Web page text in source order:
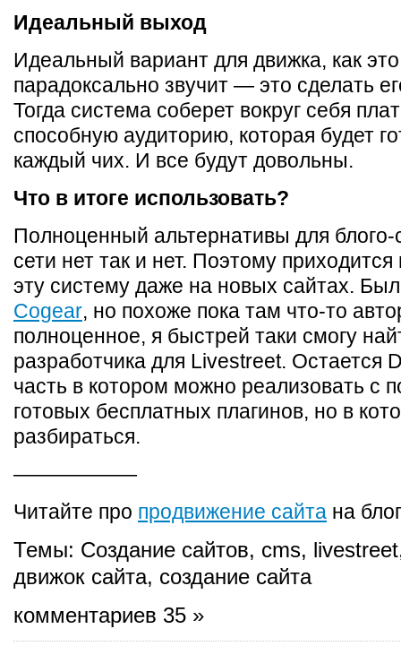
Идеальный выход
Идеальный вариант для движка, как
парадоксально звучит — это сделать
Тогда система соберет вокруг себя
способную аудиторию, которая будет
каждый чих. И все будут довольны.
Что в итоге использовать?
Полноценный альтернативы для
сети нет так и нет. Поэтому приходится
эту систему даже на новых сайтах.
Cogear, но похоже пока там что-то
полноценное, я быстрей таки смогу
разработчика для Livestreet. Остается
часть в котором можно реализовать с
готовых бесплатных плагинов, но в
разбираться.
——————
Читайте про продвижение сайта на
Темы: Создание сайтов, cms, livestreet
движок сайта, создание сайта
комментариев 35 »